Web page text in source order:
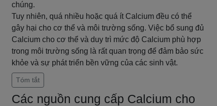
chúng.
Tuy nhiên, quá nhiều hoặc quá ít Calcium đều có thể
gây hại cho cơ thể và môi trường sống. Việc bổ sung đủ
Calcium cho cơ thể và duy trì mức độ Calcium phù hợp
trong môi trường sống là rất quan trọng để đảm bảo sức
khỏe và sự phát triển bền vững của các sinh vật.
Tóm tắt
Các nguồn cung cấp Calcium cho